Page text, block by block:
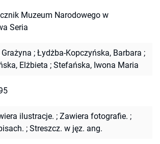
Muzeum Narodowego w
Seria
; Łydżba-Kopczyńska, Barbara ;
Elżbieta ; Stefańska, Iwona Maria
ilustracje. ; Zawiera fotografie. ;
; Streszcz. w jęz. ang.